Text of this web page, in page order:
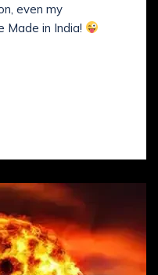
even my
in India!